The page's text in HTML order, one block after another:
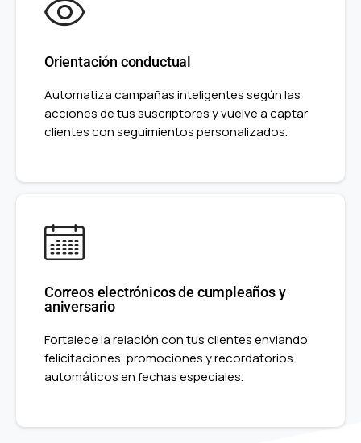
Orientación conductual
Automatiza campañas inteligentes según las
acciones de tus suscriptores y vuelve a captar
clientes con seguimientos personalizados.
Correos electrónicos de cumpleaños y
aniversario
Fortalece la relación con tus clientes enviando
felicitaciones, promociones y recordatorios
automáticos en fechas especiales.